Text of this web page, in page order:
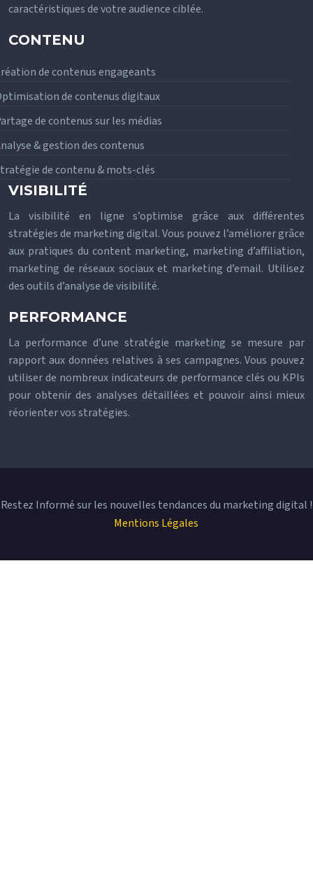
caractéristiques de votre audience ciblée.
CONTENU
de contenus engageants
de contenus digitaux
de contenus sur les médias
& gestion des contenus
de contenu & mots-clés
VISIBILITÉ
La visibilité en ligne s’optimise grâce aux différentes
stratégies de marketing digital. Vous pouvez l’améliorer grâce
aux pratiques du content marketing, marketing d’affiliation,
marketing de réseaux sociaux et marketing d’email. Utilisez
des outils d’analyse de visibilité.
PERFORMANCE
La performance d’une stratégie marketing se mesure par
rapport aux données relatives à ses campagnes. Vous pouvez
utiliser de nombreux indicateurs de performance clés ou KPIs
pour obtenir des analyses détaillées et pouvoir ainsi mieux
réorienter vos stratégies.
Restez Informé sur les nouvelles tendances du marketing digital !
Mentions Légales